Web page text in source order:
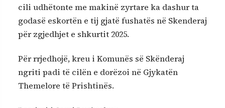
cili udhëtonte me makinë zyrtare ka dashur ta
godasë eskortën e tij gjatë fushatës në Skenderaj
për zgjedhjet e shkurtit 2025.
Për rrjedhojë, kreu i Komunës së Skënderaj
ngriti padi të cilën e dorëzoi në Gjykatën
Themelore të Prishtinës.